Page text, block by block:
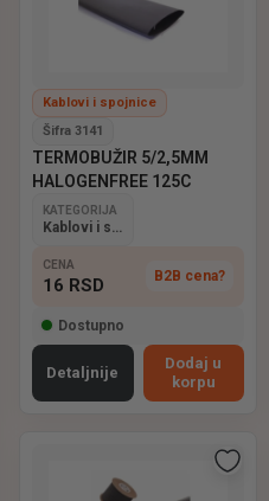
Kablovi i spojnice
Šifra 3141
TERMOBUŽIR 5/2,5MM
HALOGENFREE 125C
KATEGORIJA
CENA
16 RSD B2B cena?
Dostupno
Detaljnije
Dodaj u
korpu